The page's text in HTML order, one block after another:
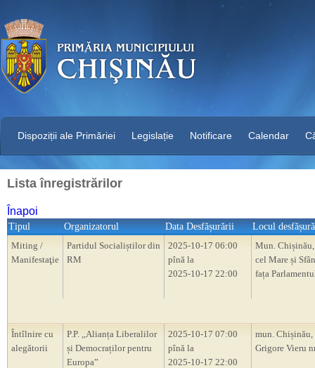
Dispoziții ale Primăriei Legislație Notificare Calendar
Lista înregistrărilor
Înapoi
Tipul Organizatorul Data Desfășurării
Locul
Miting /
Manifestaţie
Partidul Socialiștilor din
RM
2025-10-17 06:00
pînă la
2025-10-17 22:00
Mun.
cel Mare și
fața
Întîlnire cu
alegătorii
P.P. ,,Alianța Liberalilor
și Democraților pentru
Europa”
2025-10-17 07:00
pînă la
2025-10-17 22:00
mun. Chișinău,
Grigore Vieru